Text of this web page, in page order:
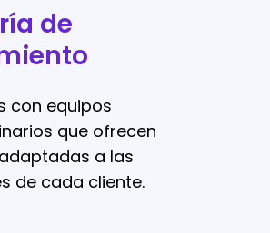
de
con equipos
que ofrecen
a las
de cada cliente.